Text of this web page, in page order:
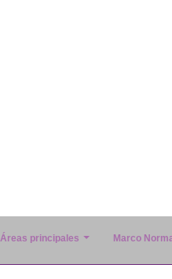
Áreas principales Marco